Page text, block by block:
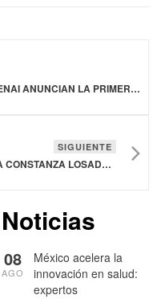
SANOFI, FORMATION BIO Y OPENAI ANUNCIAN LA PRIMERA COLABORACIÓN EN INTELIGENCIA ARTIFICIAL DE SU CLASE
SIGUIENTE
BRISTOL MYERS SQUIBB ANUNCIA A CONSTANZA LOSADA COMO SU NUEVA GERENTE GENERAL PARA LATAM
Noticias
México acelera la
innovación en salud:
expertos
08
AGO